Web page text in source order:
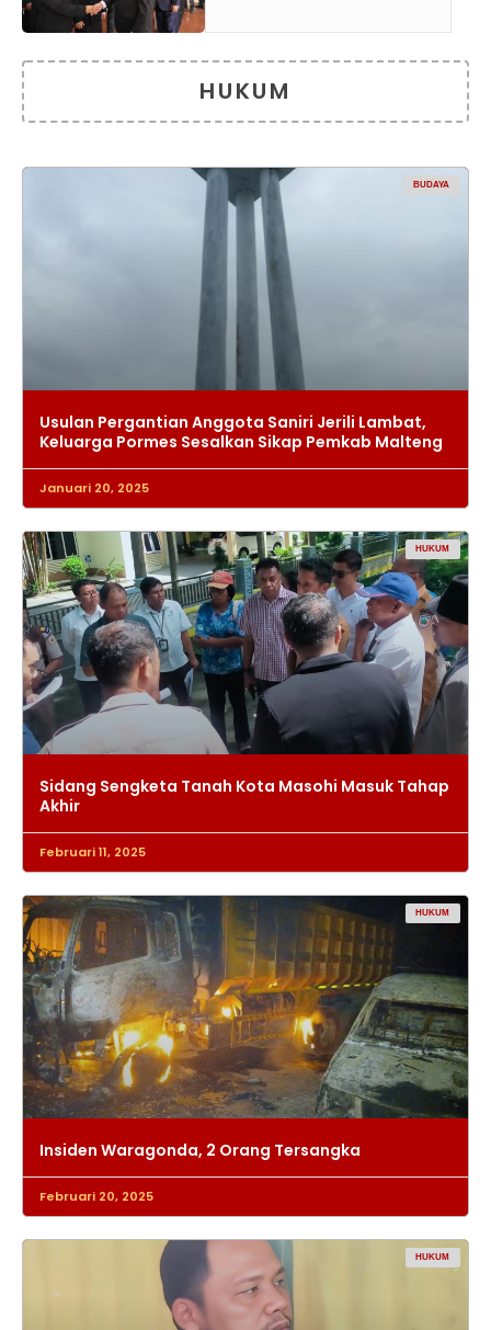
HUKUM
BUDAYA
Usulan Pergantian Anggota Saniri Jerili Lambat,
Keluarga Pormes Sesalkan Sikap Pemkab Malteng
Januari 20, 2025
HUKUM
Sidang Sengketa Tanah Kota Masohi Masuk Tahap
Akhir
Februari 11, 2025
HUKUM
Insiden Waragonda, 2 Orang Tersangka
Februari 20, 2025
HUKUM